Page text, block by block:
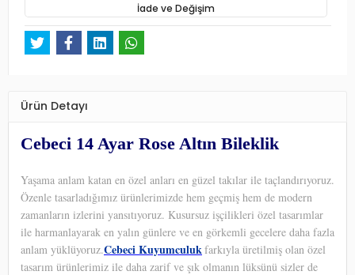
İade ve Değişim
Ürün Detayı
Cebeci 14 Ayar Rose Altın Bileklik
Yaşama anlam katan en özel anları en güzel takılar ile taçlandırıyoruz.
Özenle tasarladığımız ürünlerimizde hem geçmiş hem de modern
zamanların izlerini yansıtıyoruz. Kusursuz işçilikleri özel tasarımlar
ile harmanlayarak en yalın günlere ve en görkemli gecelere daha fazla
anlam yüklüyoruz.Cebeci Kuyumculukfarkıyla üretilmiş olan özel
tasarım ürünlerimiz ile daha zarif ve şık olmanın lüksünü sizler de